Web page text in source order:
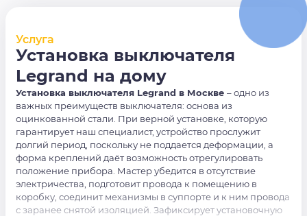
Услуга
Установка выключателя
Legrand на дому
Установка выключателя Legrand в Москве – одно из
важных преимуществ выключателя: основа из
оцинкованной стали. При верной установке, которую
гарантирует наш специалист, устройство прослужит
долгий период, поскольку не поддается деформации, а
форма креплений даёт возможность отрегулировать
положение прибора. Мастер убедится в отсутствие
электричества, подготовит провода к помещению в
коробку, соединит механизмы в суппорте и к ним провода
с заранее снятой изоляцией. Зафиксирует установочную